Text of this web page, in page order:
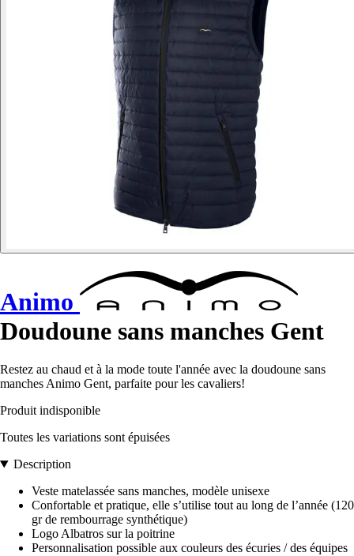
Animo
Doudoune sans manches Gent
Restez au chaud et à la mode toute l'année avec la doudoune sans
manches Animo Gent, parfaite pour les cavaliers!
Produit indisponible
Toutes les variations sont épuisées
Description
Veste matelassée sans manches, modèle unisexe
Confortable et pratique, elle s’utilise tout au long de l’année (120
gr de rembourrage synthétique)
Logo Albatros sur la poitrine
Personnalisation possible aux couleurs des écuries / des équipes